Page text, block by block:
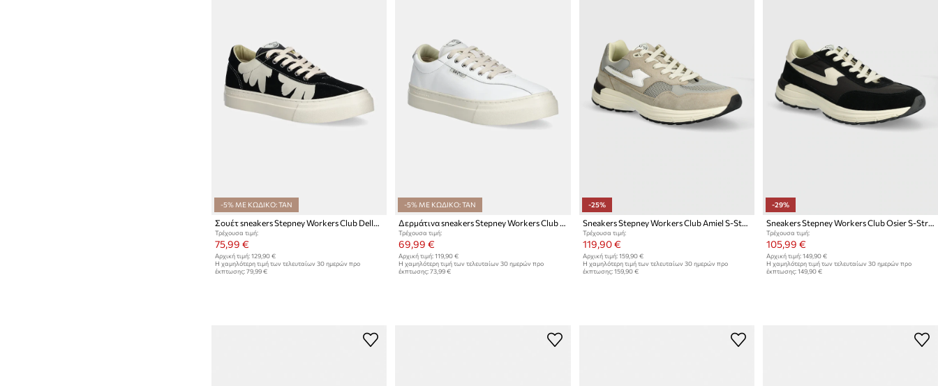
-5% ΜΕ ΚΩΔΙΚΟ: TAN
Τρέχουσα τιμή:
75,99 €
Αρχική τιμή: 129,90 €
Η χαμηλότερη τιμή των τελευταίων 30 ημερών προ
έκπτωσης: 79,99 €
-5% ΜΕ ΚΩΔΙΚΟ: TAN
Τρέχουσα τιμή:
69,99 €
Αρχική τιμή: 119,90 €
Η χαμηλότερη τιμή των τελευταίων 30 ημερών προ
έκπτωσης: 73,99 €
-25%
Sneakers Stepney Workers Club Amiel S-Strike Suede Mix
Τρέχουσα τιμή:
119,90 €
Αρχική τιμή: 159,90 €
Η χαμηλότερη τιμή των τελευταίων 30 ημερών προ
έκπτωσης: 159,90 €
-29%
Sneakers Stepney Workers Club Osier S-Strike Suede Mix
Τρέχουσα τιμή:
105,99 €
Αρχική τιμή: 149,90 €
Η χαμηλότερη τιμή των τελευταίων 30 ημερών προ
έκπτωσης: 149,90 €